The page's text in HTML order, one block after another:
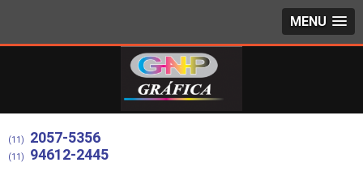
MENU
(11) 2057-5356
(11) 94612-2445